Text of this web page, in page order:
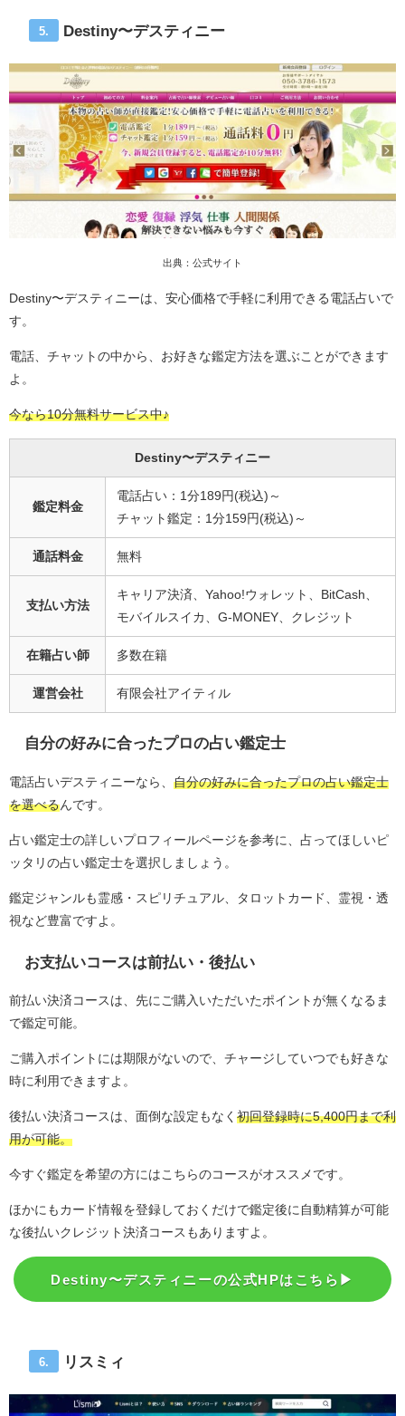
5. Destiny〜デスティニー
出典：公式サイト
Destiny〜デスティニーは、安心価格で手軽に利用できる電話占いで
す。
電話、チャットの中から、お好きな鑑定方法を選ぶことができます
よ。
今なら10分無料サービス中♪
Destiny〜デスティニー
鑑定料金
電話占い：1分189円(税込)～
チャット鑑定：1分159円(税込)～
通話料金 無料
支払い方法
キャリア決済、Yahoo!ウォレット、BitCash、
モバイルスイカ、G-MONEY、クレジット
在籍占い師 多数在籍
運営会社 有限会社アイティル
自分の好みに合ったプロの占い鑑定士
電話占いデスティニーなら、 自分の好みに合ったプロの占い鑑定士
を選べるんです。
占い鑑定士の詳しいプロフィールページを参考に、占ってほしいピ
ッタリの占い鑑定士を選択しましょう。
鑑定ジャンルも霊感・スピリチュアル、タロットカード、霊視・透
視など豊富ですよ。
お支払いコースは前払い・後払い
前払い決済コースは、先にご購入いただいたポイントが無くなるま
で鑑定可能。
ご購入ポイントには期限がないので、チャージしていつでも好きな
時に利用できますよ。
後払い決済コースは、面倒な設定もなく 初回登録時に5,400円まで利
用が可能。
今すぐ鑑定を希望の方にはこちらのコースがオススメです。
ほかにもカード情報を登録しておくだけで鑑定後に自動精算が可能
な後払いクレジット決済コースもありますよ。
Destiny〜デスティニーの公式HPはこちら▶︎
6. リスミィ